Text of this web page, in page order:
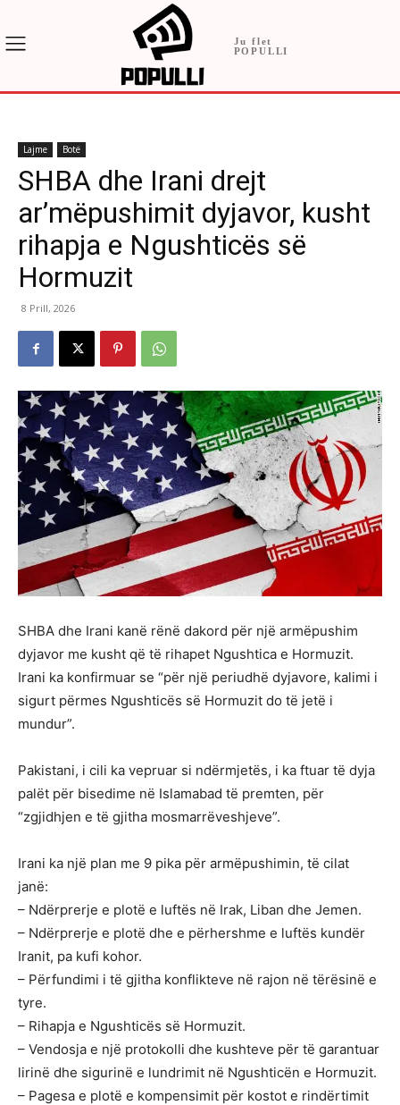
Ju flet
POPULLI
Lajme Botë
SHBA dhe Irani drejt
ar’mëpushimit dyjavor, kusht
rihapja e Ngushticës së
Hormuzit
8 Prill, 2026
SHBA dhe Irani kanë rënë dakord për një armëpushim
dyjavor me kusht që të rihapet Ngushtica e Hormuzit.
Irani ka konfirmuar se “për një periudhë dyjavore, kalimi i
sigurt përmes Ngushticës së Hormuzit do të jetë i
mundur”.
Pakistani, i cili ka vepruar si ndërmjetës, i ka ftuar të dyja
palët për bisedime në Islamabad të premten, për
“zgjidhjen e të gjitha mosmarrëveshjeve”.
Irani ka një plan me 9 pika për armëpushimin, të cilat
janë:
– Ndërprerje e plotë e luftës në Irak, Liban dhe Jemen.
– Ndërprerje e plotë dhe e përhershme e luftës kundër
Iranit, pa kufi kohor.
– Përfundimi i të gjitha konflikteve në rajon në tërësinë e
tyre.
– Rihapja e Ngushticës së Hormuzit.
– Vendosja e një protokolli dhe kushteve për të garantuar
lirinë dhe sigurinë e lundrimit në Ngushticën e Hormuzit.
– Pagesa e plotë e kompensimit për kostot e rindërtimit